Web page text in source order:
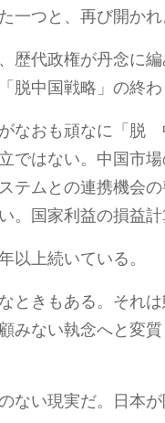
一つと、再び開かれ
歴代政権が丹念に
脱中国戦略」の終わ
なおも頑なに「
ではない。中国市
テムとの連携機会
。国家利益の損益計
以上続いている。
ときもある。それ
みない執念へと変
ない現実だ。日本